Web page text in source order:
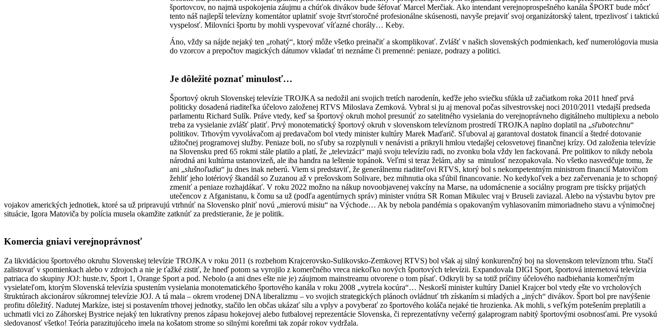
športovcov, no najmä uspokojenia záujmu a chúťok divákov bude šéfovať Marcel Merčiak. Ako intendant verejnoprospešného kanála ŠPORT bude môcť
tento náš najlepší televízny komentátor uplatniť svoje štvrťstoročné profesionálne skúsenosti, navyše prejaviť svoj organizátorský talent, trpezlivosť i taktickú
vyspelosť. Milovníci športu by mohli vyspevovať víťazné chorály… Keby.
Áno, vždy sa nájde nejaký ten „rohatý“, ktorý môže všetko preinačiť a skomplikovať. Zvlášť v našich slovenských podmienkach, keď numerológovia musia
do vzorcov a prepočtov magických dátumov vkladať tri neznáme či premenné: peniaze, podrazy a politici.
Je dôležité poznať minulosť…
Športový okruh Slovenskej televízie TROJKA sa nedožil ani svojich tretích narodenín, keďže jeho sviečku sfúkla už začiatkom roka 2011 hneď prvá
politicky dosadená riaditeľka účelovo založenej RTVS Miloslava Zemková. Vybral si ju aj menoval počas silvestrovskej noci 2010/2011 vtedajší predseda
parlamentu Richard Sulík. Práve vtedy, keď sa športový okruh mohol presunúť zo satelitného vysielania do verejnoprávneho digitálneho multiplexu a nebolo
treba za vysielanie zvlášť platiť. Prvý monotematický športový okruh v slovenskom televíznom prostredí TROJKA naplno doplatil na „sľubotechnu“
politikov. Trhovým vyvolávačom aj predavačom bol vtedy minister kultúry Marek Maďarič. Sľuboval aj garantoval dostatok financií a štedré dotovanie
užitočnej programovej služby. Peniaze boli, no sľuby sa rozplynuli v nenávisti a prikryli hmlou vtedajšej celosvetovej finančnej krízy. Od založenia televízie
na Slovensku pred 65 rokmi stále platilo a platí, že „televizáci“ majú svoju televíziu radi, no zvonku bola vždy len fackovaná. Pre politikov to nikdy nebola
národná ani kultúrna ustanovizeň, ale iba handra na leštenie topánok. Veľmi si teraz želám, aby sa minulosť nezopakovala. No všetko nasvedčuje tomu, že
ani „slušnoľudia“ ju dnes inak neberú. Viem si predstaviť, že generálnemu riaditeľovi RTVS, ktorý bol s nekompetentným ministrom financií Matovičom
žehliť jeho lotériový škandál so Zuzanou až v prešovskom Solivare, bez mihnutia oka sľúbil financovanie. No kedykoľvek a bez začervenania je to schopný
zmeniť a peniaze rozhajdákať. V roku 2022 možno na nákup novoobjavenej vakcíny na Marse, na udomácnenie a sociálny program pre tisícky prijatých
utečencov z Afganistanu, k čomu sa už (podľa agentúrnych správ) minister vnútra SR Roman Mikulec vraj v Bruseli zaviazal. Alebo na výstavbu bytov pre
vojakov amerických jednotiek, ktoré sa už pripravujú vtrhnúť na Slovensko plniť novú „mierovú misiu“ na Východe… Ak by nebola pandémia s opakovaným vyhlasovaním mimoriadneho stavu a výnimočnej
situácie, Igora Matoviča by polícia musela okamžite zatknúť za predstieranie, že je politik.
Komercia gniavi verejnoprávnosť
Za likvidáciou športového okruhu Slovenskej televízie TROJKA v roku 2011 (s rozbehom Krajcerovsko-Sulikovsko-Zemkovej RTVS) bol však aj silný konkurenčný boj na slovenskom televíznom trhu. Stačí
zalistovať v spomienkach alebo v zdrojoch a nie je ťažké zistiť, že hneď potom sa vyrojilo z komerčného vreca niekoľko nových športových televízii. Expandovala DIGI Sport, športová internetová televízia
patriaca do skupiny JOJ: huste.tv, Sport 1, Orange Sport a pod. Nebolo (a ani dnes ešte nie je) záujmom mainstreamu otvorene o tom písať. Odkryli by sa totiž príčiny účelového nadbiehania komerčným
vysielateľom, ktorým Slovenská televízia spustením vysielania monotematického športového kanála v roku 2008 „vytrela kocúra“… Neskorší minister kultúry Daniel Krajcer bol vtedy ešte vo vrcholových
štruktúrach akcionárov súkromnej televízie JOJ. A tá mala – okrem vrodenej DNA liberalizmu – vo svojich strategických plánoch ovládnuť trh získaním si mladých a „iných“ divákov. Šport bol pre navýšenie
profitu dôležitý. Nadutej Markíze, istej si postavením trhovej jednotky, stačilo len občas ukázať silu a vplyv a povyberať zo športového koláča nejaké tie hrozienka. Ak mohli, s veľkým potešením preplatili a
uchmatli vlci zo Záhorskej Bystrice nejaký ten lukratívny prenos zápasu hokejovej alebo futbalovej reprezentácie Slovenska, či reprezentatívny večerný galaprogram nabitý športovými osobnosťami. Pre vysokú
sledovanosť všetko! Teória parazitujúceho imela na košatom strome so silnými koreňmi tak zopár rokov vydržala.